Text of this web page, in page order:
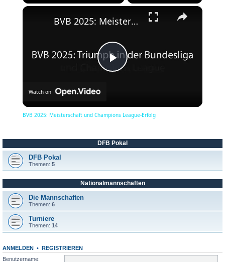
×
P
V
d
BVB 2025: Meisterschaft und Champions League-Erfolg
Watch on
BVB 2025: Meisterschaft und Champions League-Erfolg
DFB Pokal
DFB Pokal
Themen: 5
Nationalmannschaften
Die Mannschaften
Themen: 6
Turniere
Themen: 14
ANMELDEN •
REGISTRIEREN
Benutzername: